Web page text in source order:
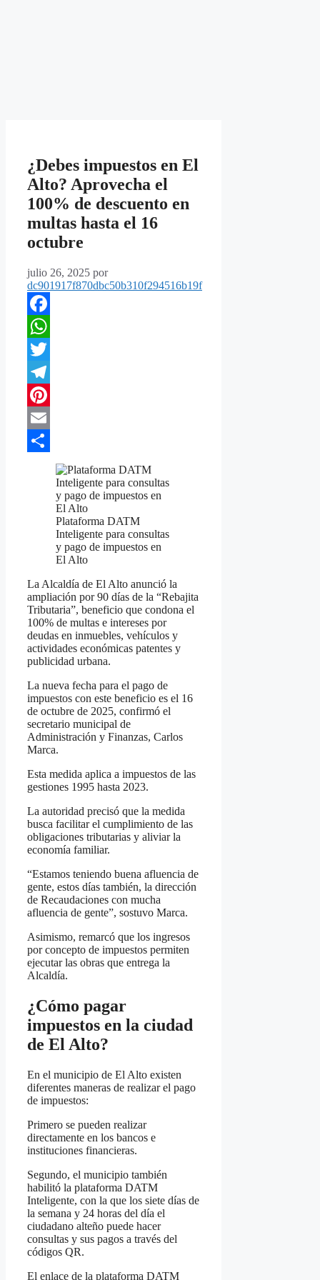
¿Debes impuestos en El
Alto? Aprovecha el
100% de descuento en
multas hasta el 16
octubre
julio 26, 2025 por
dc901917f870dbc50b310f294516b19f
Facebook
WhatsApp
Twitter
Telegram
Pinterest
Email
Compartir
Plataforma DATM
Inteligente para consultas
y pago de impuestos en
El Alto
La Alcaldía de El Alto anunció la
ampliación por 90 días de la “Rebajita
Tributaria”, beneficio que condona el
100% de multas e intereses por
deudas en inmuebles, vehículos y
actividades económicas patentes y
publicidad urbana.
La nueva fecha para el pago de
impuestos con este beneficio es el 16
de octubre de 2025, confirmó el
secretario municipal de
Administración y Finanzas, Carlos
Marca.
Esta medida aplica a impuestos de las
gestiones 1995 hasta 2023.
La autoridad precisó que la medida
busca facilitar el cumplimiento de las
obligaciones tributarias y aliviar la
economía familiar.
“Estamos teniendo buena afluencia de
gente, estos días también, la dirección
de Recaudaciones con mucha
afluencia de gente”, sostuvo Marca.
Asimismo, remarcó que los ingresos
por concepto de impuestos permiten
ejecutar las obras que entrega la
Alcaldía.
¿Cómo pagar
impuestos en la ciudad
de El Alto?
En el municipio de El Alto existen
diferentes maneras de realizar el pago
de impuestos:
Primero se pueden realizar
directamente en los bancos e
instituciones financieras.
Segundo, el municipio también
habilitó la plataforma DATM
Inteligente, con la que los siete días de
la semana y 24 horas del día el
ciudadano alteño puede hacer
consultas y sus pagos a través del
códigos QR.
El enlace de la plataforma DATM